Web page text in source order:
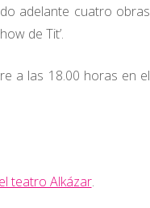
adelante cuatro obras
de Tit’.
a las 18.00 horas en el
teatro Alkázar.